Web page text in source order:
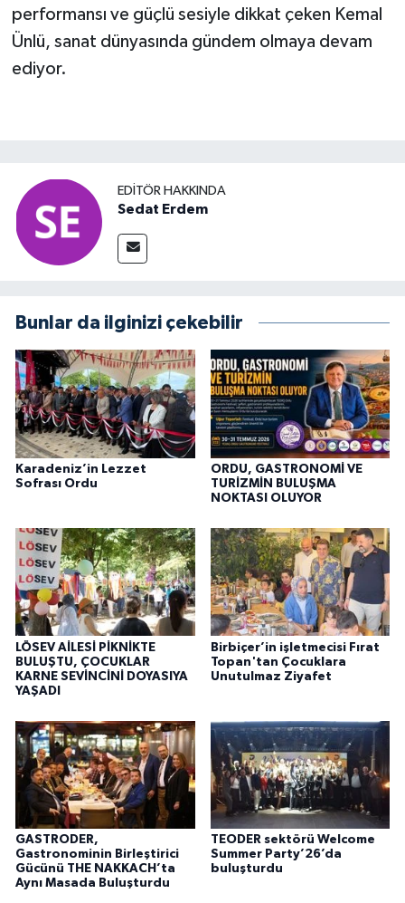
performansı ve güçlü sesiyle dikkat çeken Kemal
Ünlü, sanat dünyasında gündem olmaya devam
ediyor.
EDITÖR HAKKINDA
Sedat Erdem
Bunlar da ilginizi çekebilir
Karadeniz’in Lezzet
Sofrası Ordu
ORDU, GASTRONOMİ VE
TURİZMİN BULUŞMA
NOKTASI OLUYOR
LÖSEV AİLESİ PİKNİKTE
BULUŞTU, ÇOCUKLAR
KARNE SEVİNCİNİ DOYASIYA
YAŞADI
Birbiçer’in işletmecisi Fırat
Topan'tan Çocuklara
Unutulmaz Ziyafet
GASTRODER,
Gastronominin Birleştirici
Gücünü THE NAKKACH’ta
Aynı Masada Buluşturdu
TEODER sektörü Welcome
Summer Party’26’da
buluşturdu